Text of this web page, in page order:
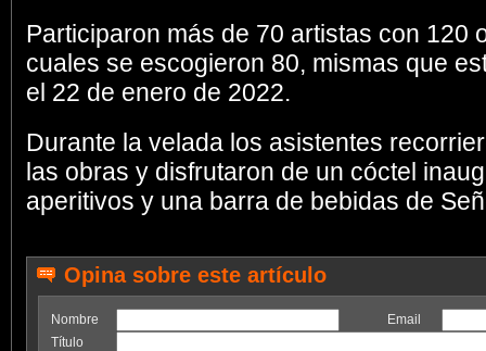
Participaron más de 70 artistas con 120
cuales se escogieron 80, mismas que
el 22 de enero de 2022.
Durante la velada los asistentes
las obras y disfrutaron de un cóctel
aperitivos y una barra de bebidas de
Opina sobre este artículo
Nombre
Email
Título